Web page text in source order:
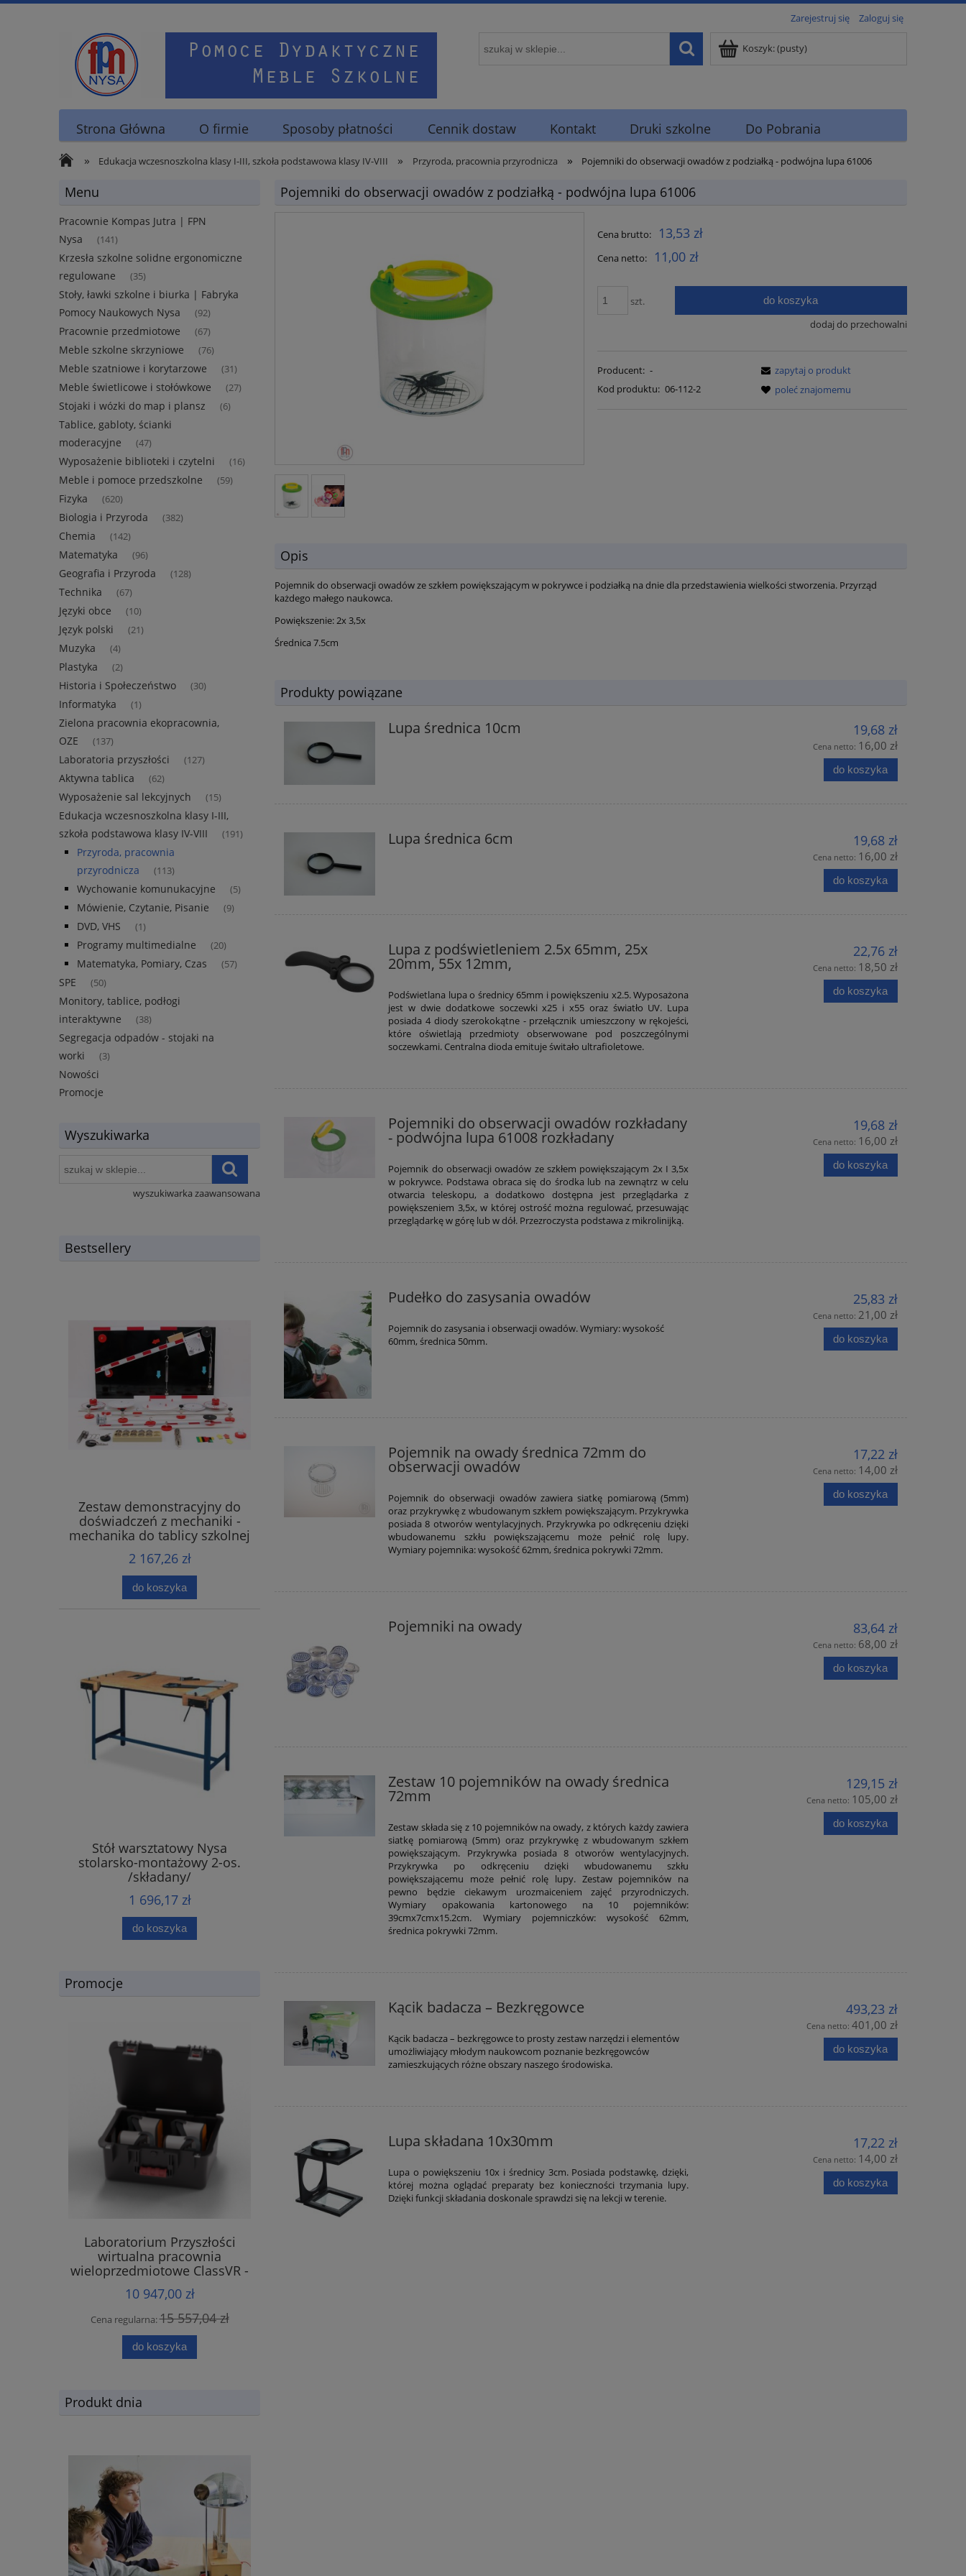
Zarejestruj się Zaloguj się
Koszyk:(pusty)
Strona Główna O firmie Sposoby płatności Cennik dostaw Kontakt Druki szkolne Do Pobrania
» Edukacja wczesnoszkolna klasy I-III, szkoła podstawowa klasy IV-VIII » Przyroda, pracownia przyrodnicza » Pojemniki do obserwacji owadów z podziałką - podwójna lupa 61006
Menu
Pracownie Kompas Jutra | FPN
Nysa
(141)
Krzesła szkolne solidne ergonomiczne
regulowane
(35)
Stoły, ławki szkolne i biurka | Fabryka
Pomocy Naukowych Nysa
(92)
Pracownie przedmiotowe (67)
Meble szkolne skrzyniowe (76)
Meble szatniowe i korytarzowe (31)
Meble świetlicowe i stołówkowe (27)
Stojaki i wózki do map i plansz (6)
Tablice, gabloty, ścianki
moderacyjne
(47)
Wyposażenie biblioteki i czytelni (16)
Meble i pomoce przedszkolne (59)
Fizyka (620)
Biologia i Przyroda (382)
Chemia (142)
Matematyka (96)
Geografia i Przyroda (128)
Technika (67)
Języki obce (10)
Język polski (21)
Muzyka (4)
Plastyka (2)
Historia i Społeczeństwo (30)
Informatyka (1)
Zielona pracownia ekopracownia,
OZE
(137)
Laboratoria przyszłości (127)
Aktywna tablica (62)
Wyposażenie sal lekcyjnych (15)
Edukacja wczesnoszkolna klasy I-III,
szkoła podstawowa klasy IV-VIII
(191)
Przyroda, pracownia
przyrodnicza
(113)
Wychowanie komunukacyjne (5)
Mówienie, Czytanie, Pisanie (9)
DVD, VHS (1)
Programy multimedialne (20)
Matematyka, Pomiary, Czas (57)
SPE (50)
Monitory, tablice, podłogi
interaktywne
(38)
Segregacja odpadów - stojaki na
worki
(3)
Nowości
Promocje
Wyszukiwarka
wyszukiwarka zaawansowana
Bestsellery
Zestaw demonstracyjny do
doświadczeń z mechaniki -
mechanika do tablicy szkolnej
2 167,26 zł
do koszyka
Stół warsztatowy Nysa
stolarsko-montażowy 2-os.
/składany/
1 696,17 zł
do koszyka
Promocje
Laboratorium Przyszłości
wirtualna pracownia
wieloprzedmiotowe ClassVR -
zestaw 4 sztuk gogle Premium
10 947,00 zł
Cena regularna:15 557,04 zł
do koszyka
Produkt dnia
Pojemniki do obserwacji owadów z podziałką - podwójna lupa 61006
Cena brutto: 13,53 zł
Cena netto: 11,00 zł
szt. do koszyka
dodaj do przechowalni
Producent: -
Kod produktu: 06-112-2
zapytaj o produkt
poleć znajomemu
Opis
Pojemnik do obserwacji owadów ze szkłem powiększającym w pokrywce i podziałką na dnie dla przedstawienia wielkości stworzenia. Przyrząd
każdego małego naukowca.
Powiększenie: 2x 3,5x
Średnica 7.5cm
Produkty powiązane
Lupa średnica 10cm 19,68 zł
Cena netto: 16,00 zł
do koszyka
Lupa średnica 6cm 19,68 zł
Cena netto: 16,00 zł
do koszyka
Lupa z podświetleniem 2.5x 65mm, 25x
20mm, 55x 12mm,
Podświetlana lupa o średnicy 65mm i powiększeniu x2.5. Wyposażona
jest w dwie dodatkowe soczewki x25 i x55 oraz światło UV. Lupa
posiada 4 diody szerokokątne - przełącznik umieszczony w rękojeści,
które oświetlają przedmioty obserwowane pod poszczególnymi
soczewkami. Centralna dioda emituje świtało ultrafioletowe.
22,76 zł
Cena netto: 18,50 zł
do koszyka
Pojemniki do obserwacji owadów rozkładany
- podwójna lupa 61008 rozkładany
Pojemnik do obserwacji owadów ze szkłem powiększającym 2x I 3,5x
w pokrywce. Podstawa obraca się do środka lub na zewnątrz w celu
otwarcia teleskopu, a dodatkowo dostępna jest przeglądarka z
powiększeniem 3,5x, w której ostrość można regulować, przesuwając
przeglądarkę w górę lub w dół. Przezroczysta podstawa z mikrolinijką.
19,68 zł
Cena netto: 16,00 zł
do koszyka
Pudełko do zasysania owadów
Pojemnik do zasysania i obserwacji owadów. Wymiary: wysokość
60mm, średnica 50mm.
25,83 zł
Cena netto: 21,00 zł
do koszyka
Pojemnik na owady średnica 72mm do
obserwacji owadów
Pojemnik do obserwacji owadów zawiera siatkę pomiarową (5mm)
oraz przykrywkę z wbudowanym szkłem powiększającym. Przykrywka
posiada 8 otworów wentylacyjnych. Przykrywka po odkręceniu dzięki
wbudowanemu szkłu powiększającemu może pełnić rolę lupy.
Wymiary pojemnika: wysokość 62mm, średnica pokrywki 72mm.
17,22 zł
Cena netto: 14,00 zł
do koszyka
Pojemniki na owady 83,64 zł
Cena netto: 68,00 zł
do koszyka
Zestaw 10 pojemników na owady średnica
72mm
Zestaw składa się z 10 pojemników na owady, z których każdy zawiera
siatkę pomiarową (5mm) oraz przykrywkę z wbudowanym szkłem
powiększającym. Przykrywka posiada 8 otworów wentylacyjnych.
Przykrywka po odkręceniu dzięki wbudowanemu szkłu
powiększającemu może pełnić rolę lupy. Zestaw pojemników na
pewno będzie ciekawym urozmaiceniem zajęć przyrodniczych.
Wymiary opakowania kartonowego na 10 pojemników:
39cmx7cmx15.2cm. Wymiary pojemniczków: wysokość 62mm,
średnica pokrywki 72mm.
129,15 zł
Cena netto: 105,00 zł
do koszyka
Kącik badacza – Bezkręgowce
Kącik badacza – bezkręgowce to prosty zestaw narzędzi i elementów
umożliwiający młodym naukowcom poznanie bezkręgowców
zamieszkujących różne obszary naszego środowiska.
493,23 zł
Cena netto: 401,00 zł
do koszyka
Lupa składana 10x30mm
Lupa o powiększeniu 10x i średnicy 3cm. Posiada podstawkę, dzięki,
której można oglądać preparaty bez konieczności trzymania lupy.
Dzięki funkcji składania doskonale sprawdzi się na lekcji w terenie.
17,22 zł
Cena netto: 14,00 zł
do koszyka